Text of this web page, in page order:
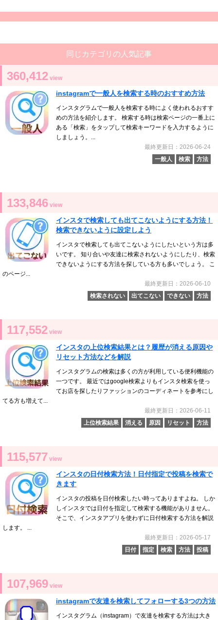
同じカテゴリの人気記事
360,412 view
instagramで一般人を検索する時のおすすめ方法
インスタグラムで一般人を検索する時によく使われるおすす
めの方法を紹介します。 検索する時は検索ページの一番上に
ある「検索」をタップして検索キーワードを入力するように
しましょう。...
最終更新日：2026-06-24
一般人
検索 方法
133,846 view
インスタで検索しても出てこないようにする方法！
検索できないように設定しよう
インスタで検索しても出てこないようにしたいという方は多
いです。 知り合いや友達に検索されないようにしたり、検索
できないようにする方法を探している方も多いでしょう。 こ
のページ...
最終更新日：2026-06-10
検索されない
出てこない できない 方法
117,552 view
インスタの上位検索結果とは？履歴が消える原因や
リセット方法などを解説
インスタグラムの検索は多くの方が利用している便利機能の
一つです。 最近ではgoogle検索よりもインスタ検索を使っ
てお店を探したりファッションのコーディネートを参考にし
てる方も増えて...
最終更新日：2026-06-11
上位検索結果
消える 原因 リセット 方法
115,577 view
インスタの日付検索方法！日付指定で投稿を検索で
きます
インスタの投稿を日付検索したい時ってありますよね。 しか
しインスタでは日付を指定して検索する機能がありません。
そこで、インスタアプリを使わずに日付検索する方法を解説
します。 ...
最終更新日：2026-05-17
日付
指定 検索 方法 投稿
107,969 view
instagramで友達を検索してフォローする3つの方法
インスタグラム（instagram）で友達を検索する方法は大き